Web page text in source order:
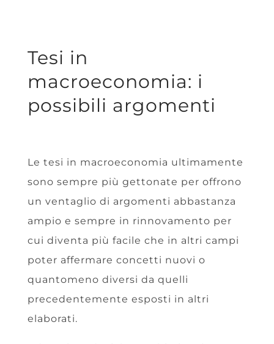
Tesi in
macroeconomia: i
possibili argomenti
Le tesi in macroeconomia ultimamente
sono sempre più gettonate per offrono
un ventaglio di argomenti abbastanza
ampio e sempre in rinnovamento per
cui diventa più facile che in altri campi
poter affermare concetti nuovi o
quantomeno diversi da quelli
precedentemente esposti in altri
elaborati.